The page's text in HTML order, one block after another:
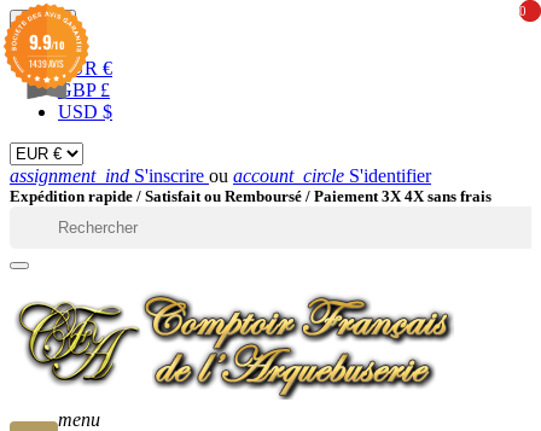
EUR 
EUR €
GBP £
USD $
assignment_ind S'inscrire ou account_circle S'identifier
Expédition rapide / Satisfait ou Remboursé / Paiement 3X 4X sans frais
0
0
menu
9.9/10
1439 AVIS